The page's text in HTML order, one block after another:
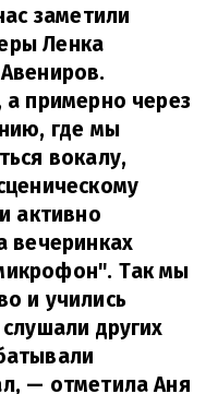
заметили
Ленка
примерно через
где мы
вокалу,
активно
вечеринках
Так мы
и учились
других
— отметила Аня